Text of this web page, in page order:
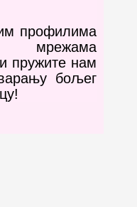
профилима
мрежама
пружите нам
бољег